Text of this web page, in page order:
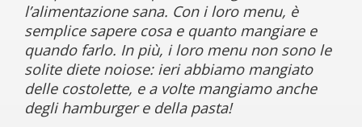
l’alimentazione sana. Con i loro menu, è
semplice sapere cosa e quanto mangiare e
quando farlo. In più, i loro menu non sono le
solite diete noiose: ieri abbiamo mangiato
delle costolette, e a volte mangiamo anche
degli hamburger e della pasta!